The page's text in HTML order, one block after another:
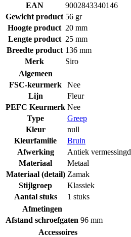
EAN
9002843340146
Gewicht product 56 gr
Hoogte product 20 mm
Lengte product 25 mm
Breedte product 136 mm
Merk
Siro
Algemeen
FSC-keurmerk
Nee
Lijn
Fleur
PEFC Keurmerk Nee
Type
Greep
Kleur
null
Kleurfamilie
Bruin
Afwerking
Antiek vermessingd
Materiaal
Metaal
Materiaal (detail) Zamak
Stijlgroep
Klassiek
Aantal stuks
1 stuks
Afmetingen
Afstand schroefgaten 96 mm
Accessoires